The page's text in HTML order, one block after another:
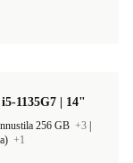
1135G7 | 14"
256 GB +3
+1